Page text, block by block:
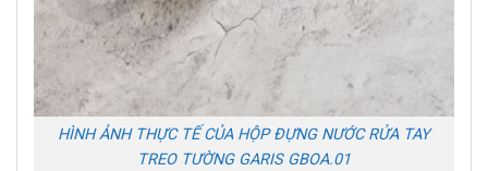
HÌNH ẢNH THỰC TẾ CỦA HỘP ĐỰNG NƯỚC RỬA TAY
TREO TƯỜNG GARIS GBOA.01